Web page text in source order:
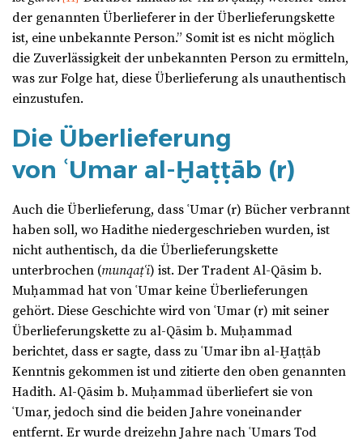
der genannten Überlieferer in der Überlieferungskette
ist, eine unbekannte Person.” Somit ist es nicht möglich
die Zuverlässigkeit der unbekannten Person zu ermitteln,
was zur Folge hat, diese Überlieferung als unauthentisch
einzustufen.
Die Überlieferung
von ʿUmar al-Ḫaṭṭāb (r)
Auch die Überlieferung, dass ʿUmar (r) Bücher verbrannt
haben soll, wo Hadithe niedergeschrieben wurden, ist
nicht authentisch, da die Überlieferungskette
unterbrochen (munqaṭʿi) ist. Der Tradent Al-Qāsim b.
Muḥammad hat von ʿUmar keine Überlieferungen
gehört. Diese Geschichte wird von ʿUmar (r) mit seiner
Überlieferungskette zu al-Qāsim b. Muḥammad
berichtet, dass er sagte, dass zu ʿUmar ibn al-Ḫaṭṭāb
Kenntnis gekommen ist und zitierte den oben genannten
Hadith. Al-Qāsim b. Muḥammad überliefert sie von
ʿUmar, jedoch sind die beiden Jahre voneinander
entfernt. Er wurde dreizehn Jahre nach ʿUmars Tod